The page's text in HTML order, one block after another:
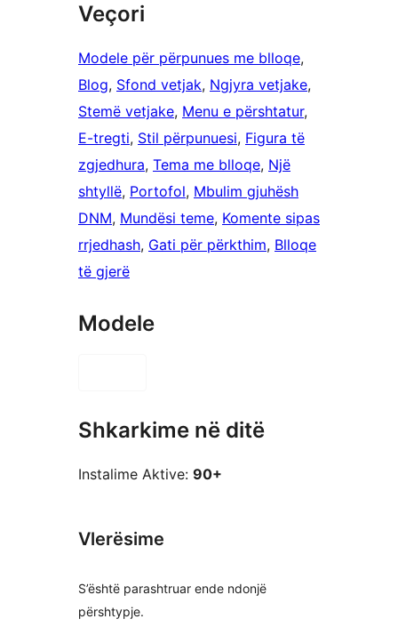
Veçori
Modele për përpunues me blloqe
Blog, Sfond vetjak, Ngjyra vetjake
Stemë vetjake, Menu e përshtatur
E-tregti, Stil përpunuesi, Figura të
zgjedhura, Tema me blloqe, Një
shtyllë, Portofol, Mbulim gjuhësh
DNM, Mundësi teme, Komente sipas
rrjedhash, Gati për përkthim, Blloqe
të gjerë
Modele
Shkarkime në ditë
Instalime Aktive: 90+
Vlerësime
S’është parashtruar ende ndonjë
përshtypje.